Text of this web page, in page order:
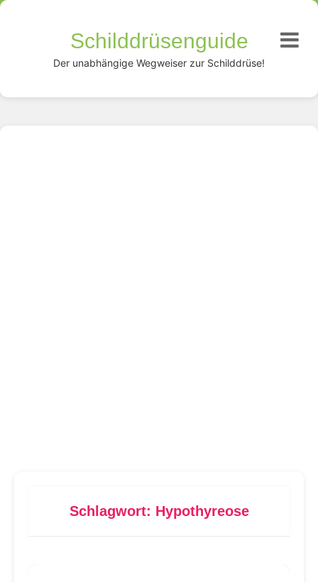
Schilddrüsenguide
Der unabhängige Wegweiser zur Schilddrüse!
Schlagwort: Hypothyreose